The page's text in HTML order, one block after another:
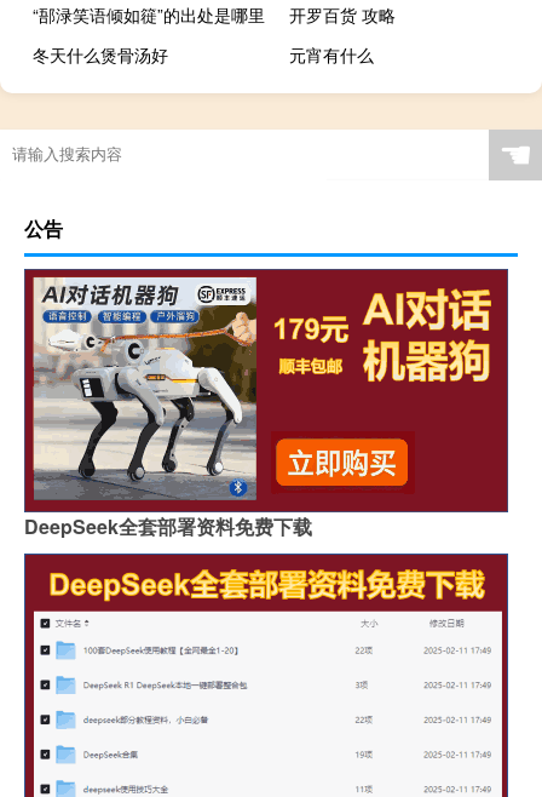
“郚渌笑语倾如簁”的出处是哪里
开罗百货 攻略
冬天什么煲骨汤好
元宵有什么
☚
公告
DeepSeek全套部署资料免费下载